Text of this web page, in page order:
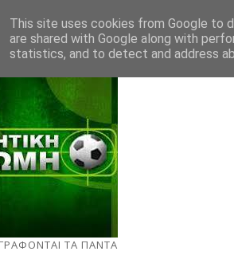
ΤΑ ΠΑΝΤΑ
This site uses cookies from Google to
are shared with Google along with
statistics, and to detect and address